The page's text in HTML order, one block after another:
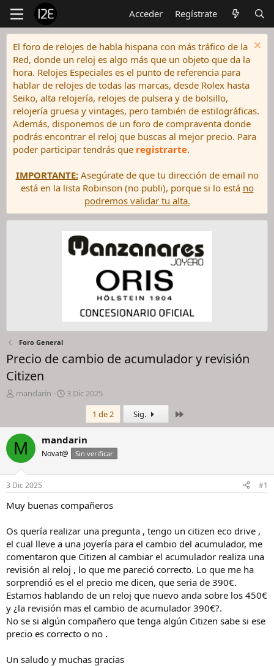
Acceder Regístrate
El foro de relojes de habla hispana con más tráfico de la
Red, donde un reloj es algo más que un objeto que da la
hora. Relojes Especiales es el punto de referencia para
hablar de relojes de todas las marcas, desde Rolex hasta
Seiko, alta relojería, relojes de pulsera y de bolsillo,
relojería gruesa y vintages, pero también de estilográficas.
Además, disponemos de un foro de compraventa donde
podrás encontrar el reloj que buscas al mejor precio. Para
poder participar tendrás que registrarte.
IMPORTANTE:Asegúrate de que tu dirección de email no
está en la lista Robinson (no publi), porque si lo está no
podremos validar tu alta.
Foro General
Precio de cambio de acumulador y revisión
Citizen
I
c
i
a
o
r
d
e
i
l
o
mandarin
F
h
a
e
i
c
3 Dic 2025
1 de 2
Sig.
M mandarin
Novat@ Sin verificar
3 Dic 2025 #1
Muy buenas compañeros
Os quería realizar una pregunta , tengo un citizen eco drive ,
el cual lleve a una joyería para el cambio del acumulador, me
comentaron que Citizen al cambiar el acumulador realiza una
revisión al reloj , lo que me pareció correcto. Lo que me ha
sorprendió es el el precio me dicen, que seria de 390€.
Estamos hablando de un reloj que nuevo anda sobre los 450€
y ¿la revisión mas el cambio de acumulador 390€?.
No se si algún compañero que tenga algún Citizen sabe si ese
precio es correcto o no .
Un saludo y muchas gracias